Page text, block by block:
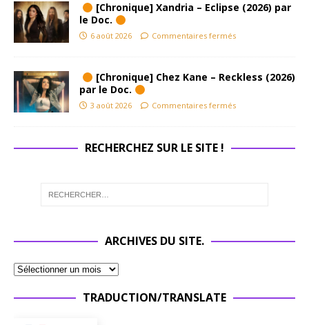
[Chronique] Xandria – Eclipse (2026) par
le Doc.
6 août 2026 Commentaires fermés
[Chronique] Chez Kane – Reckless (2026)
par le Doc.
3 août 2026 Commentaires fermés
RECHERCHEZ SUR LE SITE !
ARCHIVES DU SITE.
TRADUCTION/TRANSLATE